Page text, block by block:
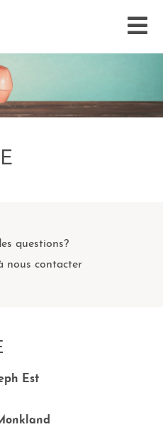
questions?
nous contacter
Est